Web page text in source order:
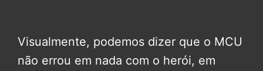
Visualmente, podemos dizer que o MCU
não errou em nada com o herói, em